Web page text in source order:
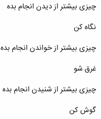
چیزی بیشتر از دیدن انجام بده
نگاه کن
چیزی بیشتر از خواندن انجام بده
غرق شو
چیزی بیشتر از شنیدن انجام بده
گوش کن